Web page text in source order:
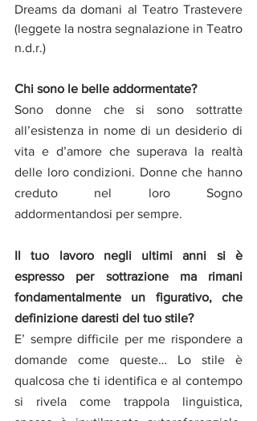
Dreams da domani al Teatro Trastevere
(leggete la nostra segnalazione in Teatro
n.d.r.)
Chi sono le belle addormentate?
Sono donne che si sono sottratte
all’esistenza in nome di un desiderio di
vita e d’amore che superava la realtà
delle loro condizioni. Donne che hanno
creduto nel loro Sogno
addormentandosi per sempre.
Il tuo lavoro negli ultimi anni si è
espresso per sottrazione ma rimani
fondamentalmente un figurativo, che
definizione daresti del tuo stile?
E’ sempre difficile per me rispondere a
domande come queste… Lo stile è
qualcosa che ti identifica e al contempo
si rivela come trappola linguistica,